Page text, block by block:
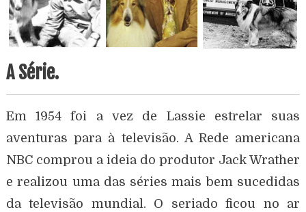
A Série.
Em 1954 foi a vez de Lassie estrelar suas
aventuras para à televisão. A Rede americana
NBC comprou a ideia do produtor Jack Wrather
e realizou uma das séries mais bem sucedidas
da televisão mundial. O seriado ficou no ar